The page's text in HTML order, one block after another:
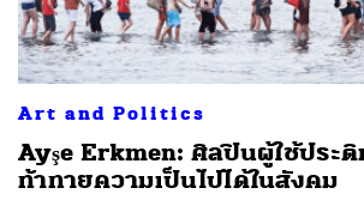
Art and Politics
Ayşe Erkmen: ศิลปินผู้ใช้ประ
ท้าทายความเป็นไปได้ในสังคม
ค้นหา
SHARE TWEET LINE